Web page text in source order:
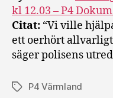
kl 12.03 – P4
Citat: “Vi ville
ett oerhört
säger polisens
EtiketterP4 Värmland